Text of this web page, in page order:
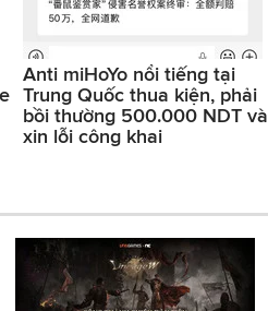
Anti miHoYo nổi tiếng tại
Trung Quốc thua kiện, phải
bồi thường 500.000 NDT và
xin lỗi công khai